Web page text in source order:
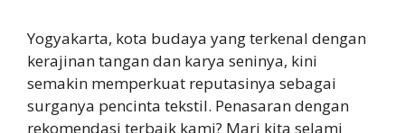
Yogyakarta, kota budaya yang terkenal dengan
kerajinan tangan dan karya seninya, kini
semakin memperkuat reputasinya sebagai
surganya pencinta tekstil. Penasaran dengan
rekomendasi terbaik kami? Mari kita selami